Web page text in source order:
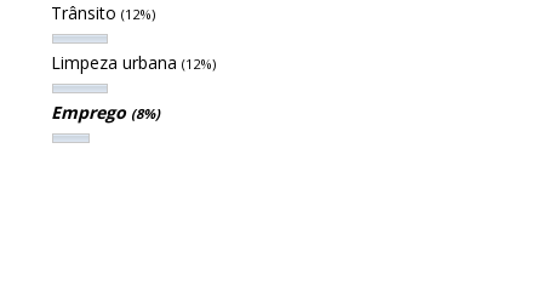
Trânsito (12%)
Limpeza urbana (12%)
Emprego (8%)